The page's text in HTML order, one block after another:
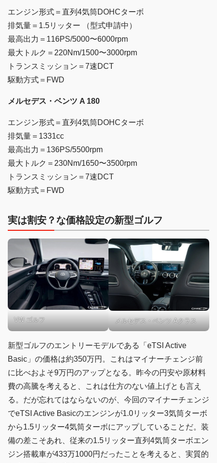
エンジン形式＝直列4気筒DOHCターボ
排気量＝1.5リッター （型式申請中）
最高出力＝116PS/5000〜6000rpm
最大トルク＝220Nm/1500〜3000rpm
トランスミッション＝7速DCT
駆動方式＝FWD
メルセデス・ベンツ A 180
エンジン形式＝直列4気筒DOHCターボ
排気量＝1331cc
最高出力＝136PS/5500rpm
最大トルク＝230Nm/1650〜3500rpm
トランスミッション＝7速DCT
駆動方式＝FWD
実は割安？な価格設定の新型ゴルフ
VW ゴルフ メルセデス・ベンツ Aクラス
新型ゴルフのエントリーモデルである「eTSI Active
Basic」の価格は約350万円。これはマイナーチェンジ前
に比べおよそ9万円のアップとなる。昨今の円安や原材料
費の高騰を考えると、これは仕方のない値上げとも言え
る。だが忘れてはならないのが、今回のマイナーチェンジ
でeTSI Active Basicのエンジンが1.0リッター3気筒ターボ
から1.5リッター4気筒ターボにアップしていることだ。装
備の差こそあれ、従来の1.5リッター直列4気筒ターボエン
ジン搭載車が433万1000円だったことを考えると、実質的